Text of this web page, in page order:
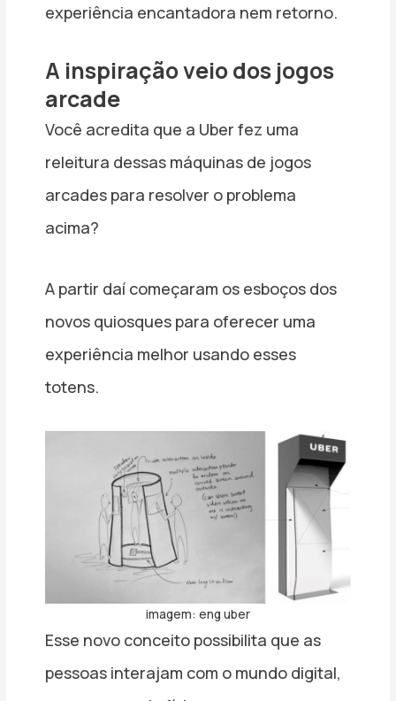
experiência encantadora nem retorno.
A inspiração veio dos jogos
arcade
Você acredita que a Uber fez uma
releitura dessas máquinas de jogos
arcades para resolver o problema
acima?
A partir daí começaram os esboços dos
novos quiosques para oferecer uma
experiência melhor usando esses
totens.
imagem: eng uber
Esse novo conceito possibilita que as
pessoas interajam com o mundo digital,